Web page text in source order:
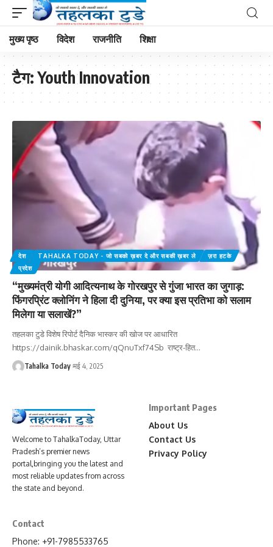
मुख्य पृष्ठ विदेश राजनीति शिक्षा
टैग:Youth Innovation
देश TAHALKA TODAY - जो सबको ख़बर दे और सबकी ख़बर ले
ज़रा हटके
प्रदेश
“मुख्यमंत्री योगी आदित्यनाथ के गोरखपुर से गुंजा भारत का जुगाड़:
फिंगरप्रिंट क्लोनिंग ने हिला दी दुनिया, पर क्या इस प्रतिभा को सलाम
मिलेगा या सलाखें?”
तहलका टुडे विशेष रिपोर्ट दैनिक भास्कर की खोज पर आधारित
https://dainik.bhaskar.com/qQnuTxf74Sb राष्ट्र-हित…
Tahalka Today मई 4, 2025
Welcome to TahalkaToday, Uttar
Pradesh’s premier news
portal,bringing you the latest and
most reliable updates from across
the state and beyond.
Important Pages
About Us
Contact Us
Privacy Policy
Contact
Phone: +91-7985533765